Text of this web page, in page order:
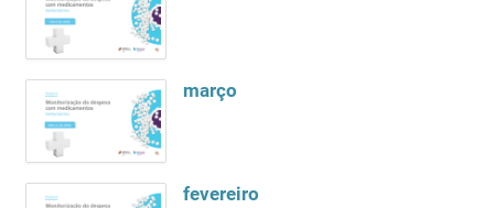
março
fevereiro